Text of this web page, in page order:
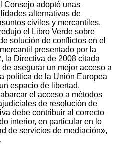
Consejo adoptó unas
alternativas de
civiles y mercantiles,
el Libro Verde sobre
solución de conflictos en el
presentado por la
la Directiva de 2008 citada
asegurar un mejor acceso a
política de la Unión Europea
espacio de libertad,
el acceso a métodos
de resolución de
debe contribuir al correcto
interior, en particular en lo
de servicios de mediación»,